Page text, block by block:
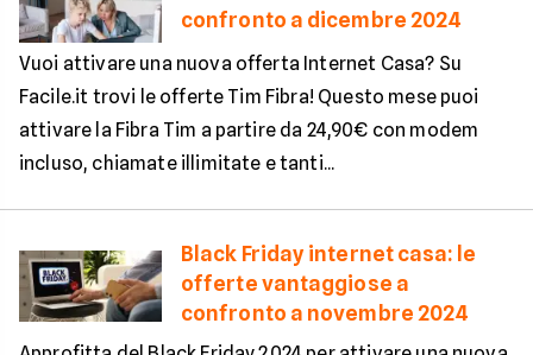
confronto a dicembre 2024
Vuoi attivare una nuova offerta Internet Casa? Su
Facile.it trovi le offerte Tim Fibra! Questo mese puoi
attivare la Fibra Tim a partire da 24,90€ con modem
incluso, chiamate illimitate e tanti...
Black Friday internet casa: le
offerte vantaggiose a
confronto a novembre 2024